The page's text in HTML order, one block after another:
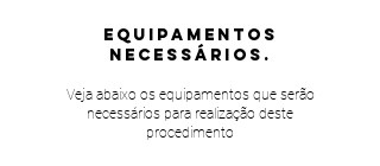
equipamentos
NECESSÁRIOS.
Veja abaixo os equipamentos que serão
necessários para realização deste
procedimento